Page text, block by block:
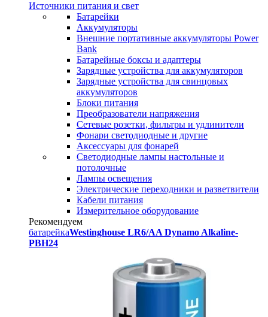
Источники питания и свет
Батарейки
Аккумуляторы
Внешние портативные аккумуляторы Power
Bank
Батарейные боксы и адаптеры
Зарядные устройства для аккумуляторов
Зарядные устройства для свинцовых
аккумуляторов
Блоки питания
Преобразователи напряжения
Сетевые розетки, фильтры и удлинители
Фонари светодиодные и другие
Аксессуары для фонарей
Светодиодные лампы настольные и
потолочные
Лампы освещения
Электрические переходники и разветвители
Кабели питания
Измерительное оборудование
Рекомендуем
батарейкаWestinghouse LR6/AA Dynamo Alkaline-
PBH24